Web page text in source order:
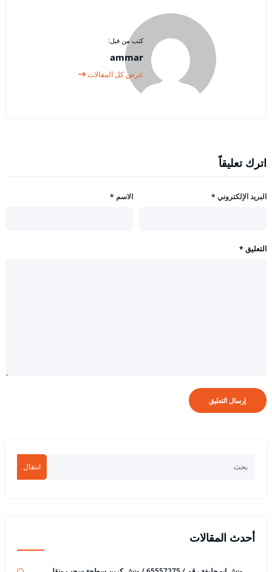
كتب من قبل:
ammar
عرض كل المقالات
اترك تعليقاً
الاسم * البريد الإلكتروني *
التعليق *
انتقال
أحدث المقالات